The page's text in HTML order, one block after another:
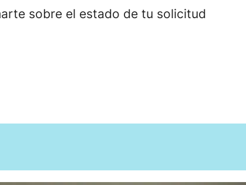
sobre el estado de tu solicitud